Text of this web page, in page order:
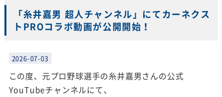
「糸井嘉男 超人チャンネル」にてカーネクス
トPROコラボ動画が公開開始！
2026-07-03
この度、元プロ野球選手の糸井嘉男さんの公式
YouTubeチャンネルにて、